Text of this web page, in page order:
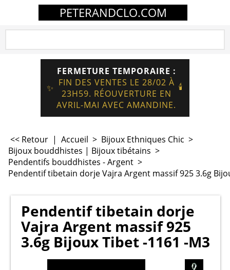
PETERANDCLO.COM
✨
FERMETURE TEMPORAIRE :
FIN DES VENTES LE 28/02 À
23H59. RÉOUVERTURE EN
AVRIL-MAI AVEC AMANDINE.
🕯️
<< Retour | Accueil > Bijoux Ethniques Chic >
Bijoux bouddhistes | Bijoux tibétains >
Pendentifs bouddhistes - Argent >
Pendentif tibetain dorje Vajra Argent massif 925 3.6g
Pendentif tibetain dorje
Vajra Argent massif 925
3.6g Bijoux Tibet -1161 -M3